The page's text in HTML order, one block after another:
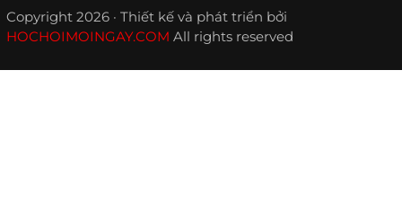
Copyright 2026 · Thiết kế và phát triển bởi
HOCHOIMOINGAY.COM All rights reserved